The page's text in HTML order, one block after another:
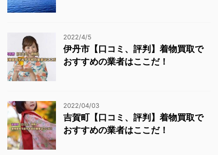
2022/4/5
伊丹市【口コミ、評判】着物買取で
おすすめの業者はここだ！
2022/04/03
吉賀町【口コミ、評判】着物買取で
おすすめの業者はここだ！